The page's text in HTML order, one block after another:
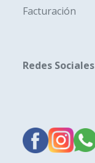
Facturación
Redes Sociales